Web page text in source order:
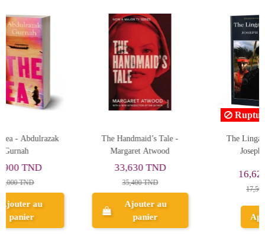
The Lingard Trilogy -
Again, Rachel - Keyes